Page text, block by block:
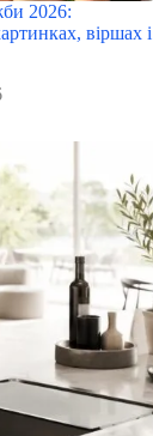
2026:
віршах і